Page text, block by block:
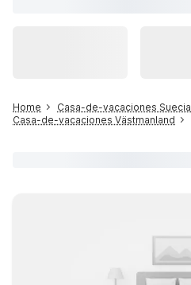
Home
Casa-de-vacaciones Suecia
Casa-de-vacaciones Västmanland